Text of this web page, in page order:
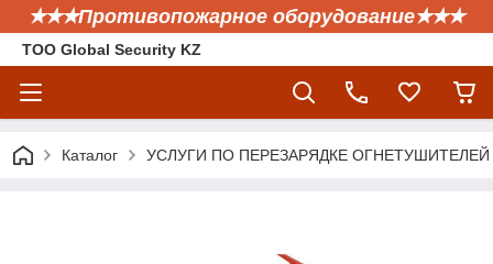
✭✭✭Противопожарное оборудование✭✭✭
ТОО Global Security KZ
Каталог УСЛУГИ ПО ПЕРЕЗАРЯДКЕ ОГНЕТУШИТЕЛЕЙ